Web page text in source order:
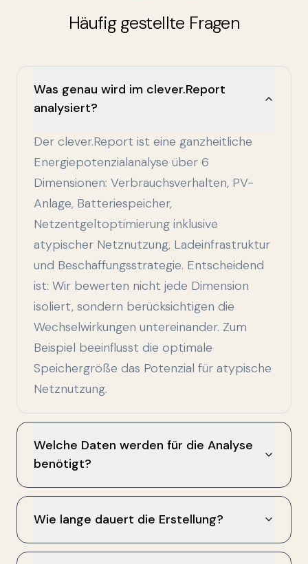
Häufig gestellte Fragen
Was genau wird im clever.Report
analysiert?
Der clever.Report ist eine ganzheitliche
Energiepotenzialanalyse über 6
Dimensionen: Verbrauchsverhalten, PV-
Anlage, Batteriespeicher,
Netzentgeltoptimierung inklusive
atypischer Netznutzung, Ladeinfrastruktur
und Beschaffungsstrategie. Entscheidend
ist: Wir bewerten nicht jede Dimension
isoliert, sondern berücksichtigen die
Wechselwirkungen untereinander. Zum
Beispiel beeinflusst die optimale
Speichergröße das Potenzial für atypische
Netznutzung.
Welche Daten werden für die Analyse
benötigt?
Wie lange dauert die Erstellung?